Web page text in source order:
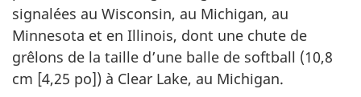
signalées au Wisconsin, au Michigan, au
Minnesota et en Illinois, dont une chute de
grêlons de la taille d’une balle de softball (10,8
cm [4,25 po]) à Clear Lake, au Michigan.